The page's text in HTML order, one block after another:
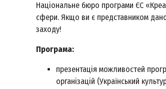
Національне бюро програми ЄС
сфери. Якщо ви є представником
заходу!
Програма:
презентація можливостей
організацій (Український